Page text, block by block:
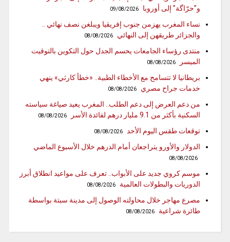
و”حرّاگة” إلى أوروبا
09/08/2026
نساء المغرب يهزمن جنوب إفريقيا ويبلغن نصف نهائي ..
والجزائر طريقهن إلى النهائي
08/08/2026
منتدى رؤساء الجامعات يحسم الجدل حول التكوين بالتوقيت
الميسر
08/08/2026
بريطانيا لا تتسامح مع الأخطاء الطبية.. «خطأ كارثي» ينهي
خدمات جراح مصري
08/08/2026
من دعم العرض إلى دعم الطلب.. المغرب يعيد صياغة سياسته
السكنية بأكثر من 9.1 مليار درهم لفائدة الأسر
08/08/2026
توقعات طقس اليوم الأحد 08/08/2026
الدولار والأورو يتراجعان أمام الدرهم خلال الأسبوع الماضي
08/08/2026
موسم كروي جديد على الأبواب.. تعرف على مواعيد انطلاق أبرز
الدوريات والبطولات العالمية
08/08/2026
مصرع مهاجر خلال محاولته الوصول إلى مدينة سبتة بواسطة
طائرة شراعية
08/08/2026